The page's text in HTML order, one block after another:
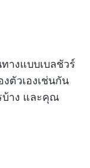
างแบบเบลชัวร์
ตัวเองเช่นกัน
บ้าง และคุณ